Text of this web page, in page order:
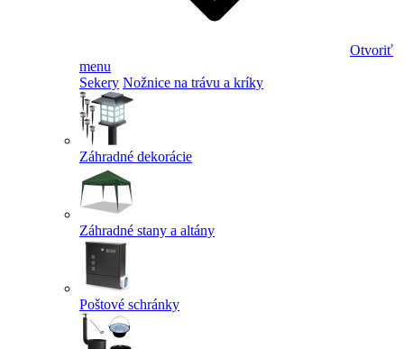
Otvoriť
menu
Sekery Nožnice na trávu a kríky
Záhradné dekorácie
Záhradné stany a altány
Poštové schránky